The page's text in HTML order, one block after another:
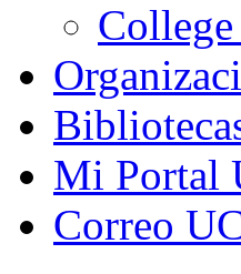
Mi Portal
Correo